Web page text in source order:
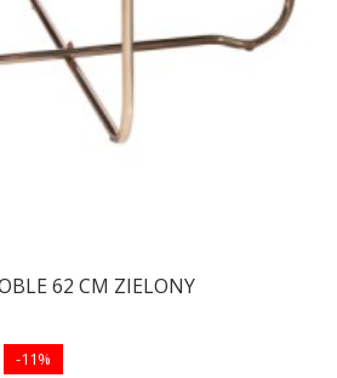
62 CM ZIELONY
-11%